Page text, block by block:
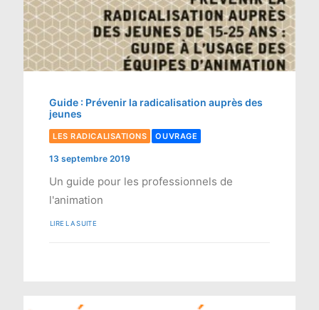
Guide : Prévenir la radicalisation auprès des
jeunes
LES RADICALISATIONS OUVRAGE
13 septembre 2019
Un guide pour les professionnels de
l'animation
LIRE LA SUITE